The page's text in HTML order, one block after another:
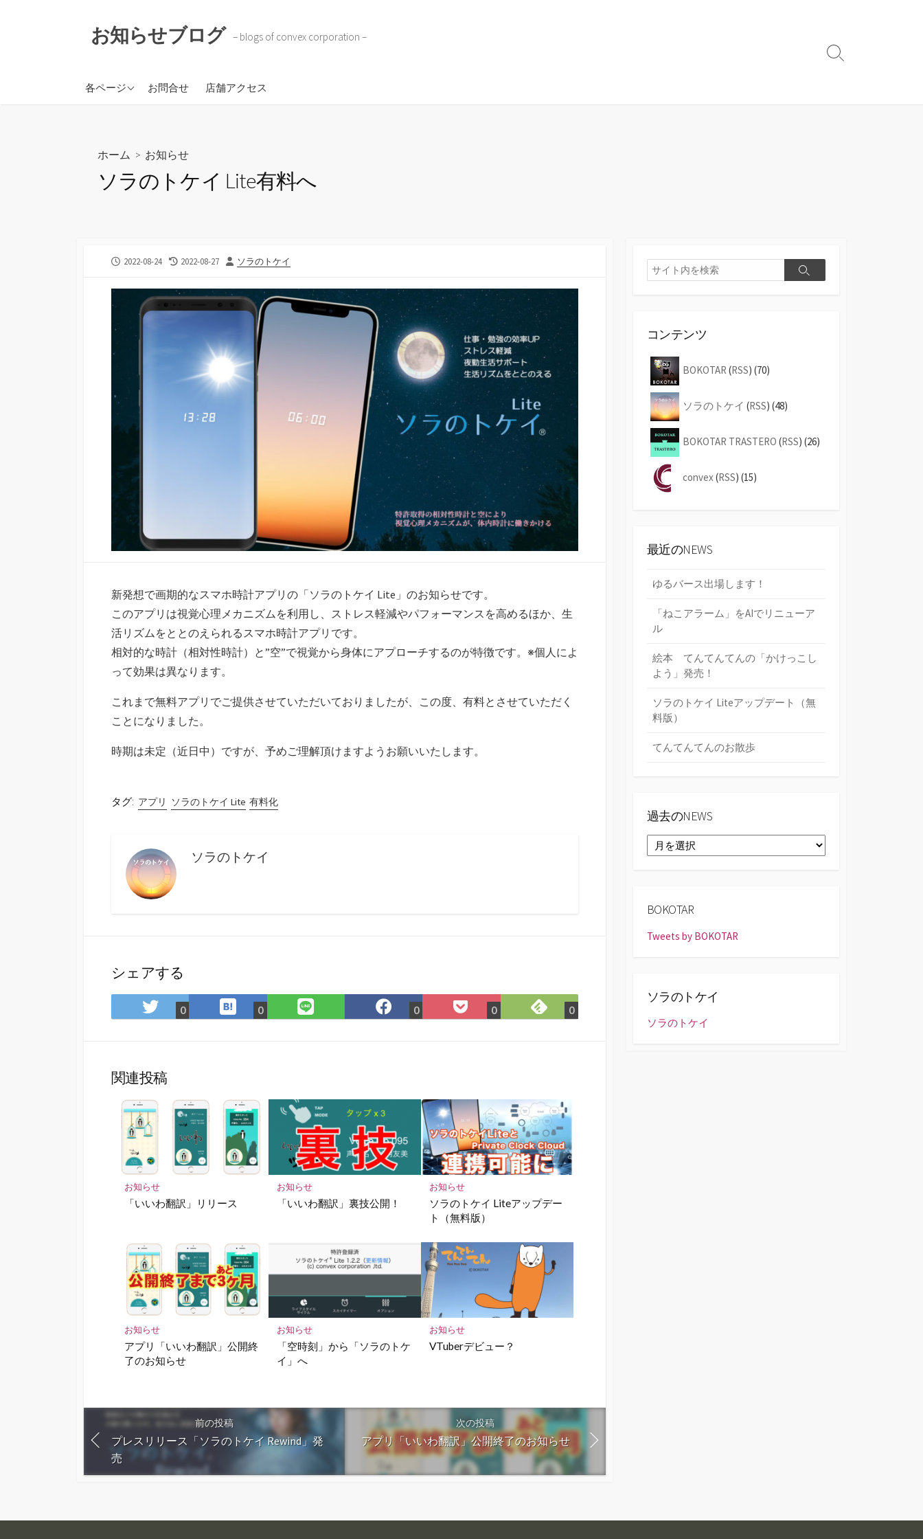
お知らせブログ – blogs of convex corporation –
各ページ
株式会社コンベックスコ
ソラのトケイ
お問合せ 店舗アクセス
検
ホーム > お知らせ
ソラのトケイ Lite有料へ
公
日
2022-08-24
最
更
新
2022-08-27
投
者
ソラのトケイ
新発想で画期的なスマホ時計アプリの「ソラのトケイ Lite」のお知らせです。
このアプリは視覚心理メカニズムを利用し、ストレス軽減やパフォーマンスを高めるほか、生
活リズムをととのえられるスマホ時計アプリです。
相対的な時計（相対性時計）と”空”で視覚から身体にアプローチするのが特徴です。※個人によ
って効果は異なります。
これまで無料アプリでご提供させていただいておりましたが、この度、有料とさせていただく
ことになりました。
時期は未定（近日中）ですが、予めご理解頂けますようお願いいたします。
タグ: アプリ ソラのトケイ Lite 有料化
ソラのトケイ
シェアする
Twitter
で
ア
0 は
て
マ
ー
ク
に
保
0
LINE
で
Facebook
で
0
Pocket
に
0 Feedly
で
0
関連投稿
お知らせ
「いいわ翻訳」リリース
お知らせ
「いいわ翻訳」裏技公開！
お知らせ
ソラのトケイ Liteアップデー
ト（無料版）
お知らせ
アプリ「いいわ翻訳」公開終
了のお知らせ
お知らせ
「空時刻」から「ソラのトケ
イ」へ
お知らせ
VTuberデビュー？
前の投稿
プレスリリース「ソラのトケイ Rewind」発
売
次の投稿
アプリ「いいわ翻訳」公開終了のお知らせ
検
索
検
コンテンツ
BOKOTAR (RSS) (70)
ソラのトケイ (RSS) (48)
BOKOTAR TRASTERO (RSS) (26)
convex(RSS) (15)
最近のNEWS
ゆるバース出場します！
「ねこアラーム」をAIでリニューア
ル
絵本 てんてんてんの「かけっこし
よう」発売！
ソラのトケイ Liteアップデート（無
料版）
てんてんてんのお散歩
過去のNEWS
去
BOKOTAR
Tweets by BOKOTAR
ソラのトケイ
ソラのトケイ